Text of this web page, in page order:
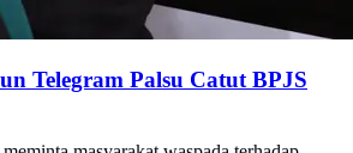
Telegram Palsu Catut BPJS